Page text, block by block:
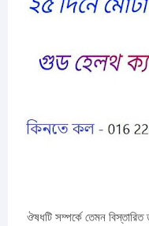
ঔষধটি সম্পর্কে তেমন